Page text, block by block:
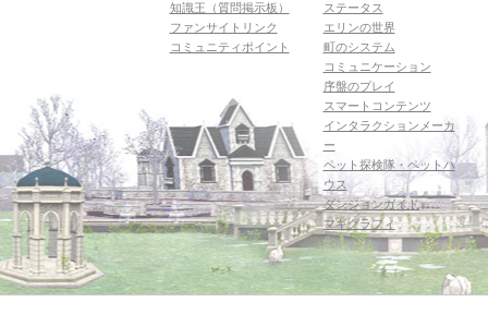
知識王（質問掲示板）
ファンサイトリンク
コミュニティポイント
ステータス
エリンの世界
町のシステム
コミュニケーション
序盤のプレイ
スマートコンテンツ
インタラクションメーカ
ー
ペット探検隊・ペットハ
ウス
ダンジョンガイド
マギグラフィ